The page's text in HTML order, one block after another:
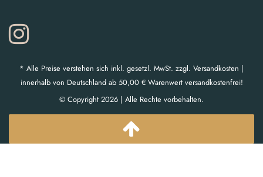
* Alle Preise verstehen sich inkl. gesetzl. MwSt. zzgl. Versandkosten |
innerhalb von Deutschland ab 50,00 € Warenwert versandkostenfrei!
© Copyright 2026 | Alle Rechte vorbehalten.